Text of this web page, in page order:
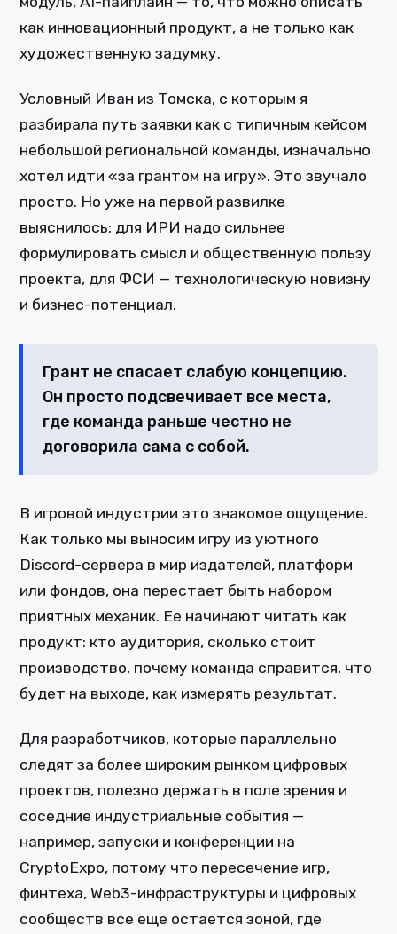
как инновационный продукт, а не только как
художественную задумку.
Условный Иван из Томска, с которым я
разбирала путь заявки как с типичным кейсом
небольшой региональной команды, изначально
хотел идти «за грантом на игру». Это звучало
просто. Но уже на первой развилке
выяснилось: для ИРИ надо сильнее
формулировать смысл и общественную пользу
проекта, для ФСИ — технологическую новизну
и бизнес-потенциал.
Грант не спасает слабую концепцию.
Он просто подсвечивает все места,
где команда раньше честно не
договорила сама с собой.
В игровой индустрии это знакомое ощущение.
Как только мы выносим игру из уютного
Discord-сервера в мир издателей, платформ
или фондов, она перестает быть набором
приятных механик. Ее начинают читать как
продукт: кто аудитория, сколько стоит
производство, почему команда справится, что
будет на выходе, как измерять результат.
Для разработчиков, которые параллельно
следят за более широким рынком цифровых
проектов, полезно держать в поле зрения и
соседние индустриальные события —
например, запуски и конференции на
CryptoExpo, потому что пересечение игр,
финтеха, Web3-инфраструктуры и цифровых
сообществ все еще остается зоной, где